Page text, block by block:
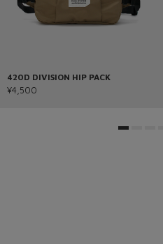
420D DIVISION HIP PACK
¥4,500